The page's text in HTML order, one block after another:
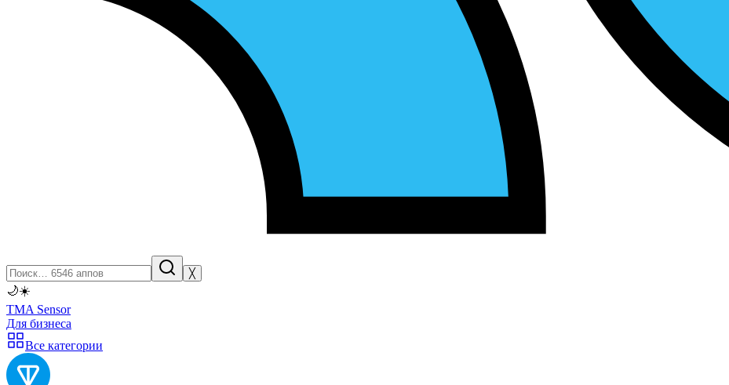
╳
🌙☀️
TMA Sensor
Для бизнеса
Все категории